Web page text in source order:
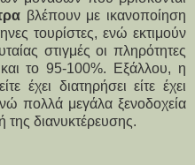
βλέπουν με ικανοποίηση
τουρίστες, ενώ εκτιμούν
στιγμές οι πληρότητες
το 95-100%. Εξάλλου, η
έχει διατηρήσει είτε έχει
πολλά μεγάλα ξενοδοχεία
της διανυκτέρευσης.